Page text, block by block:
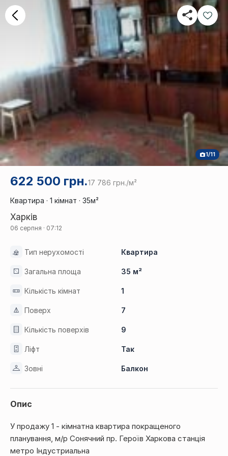
1/11
622 500 грн.17 786 грн./м²
Квартира · 1 кімнат · 35м²
Харків
06 серпня · 07:12
Тип нерухомості Квартира
Загальна площа 35 м²
Кількість кімнат 1
Поверх 7
Кількість поверхів 9
Ліфт Так
Зовні Балкон
Опис
У продажу 1 - кімнатна квартира покращеного
планування, м/р Сонячний пр. Героїв Харкова станція
метро Індустриальна